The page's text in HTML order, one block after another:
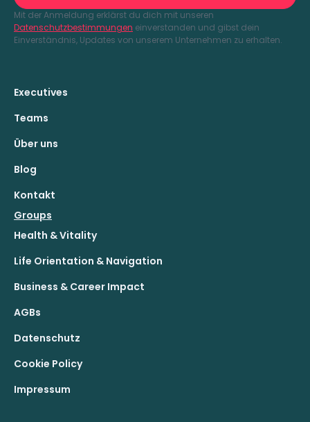
Mit der Anmeldung erklärst du dich mit unseren
Datenschutzbestimmungen einverstanden und gibst dein
Einverständnis, Updates von unserem Unternehmen zu erhalten.
Executives
Teams
Über uns
Blog
Kontakt
Groups
Health & Vitality
Life Orientation & Navigation
Business & Career Impact
AGBs
Datenschutz
Cookie Policy
Impressum